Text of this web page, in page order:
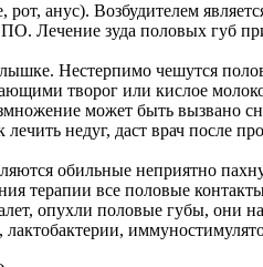
анус). Возбудителем
Лечение зуда половых губ
Нестерпимо чешутся
творог или кислое
может быть
недуг, даст врач после
обильные неприятно
терапии все половые
опухли половые губы, они